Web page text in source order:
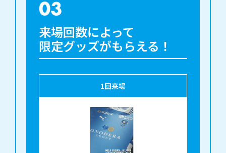
03
来場回数によって
限定グッズがもらえる！
1回来場